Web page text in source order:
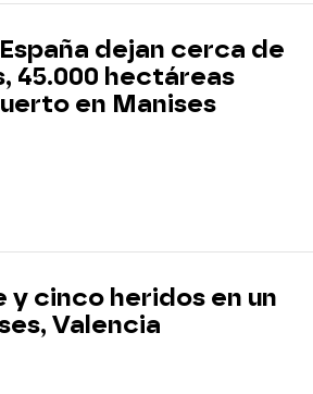
dejan cerca de
45.000 hectáreas
en Manises
y cinco heridos en un
Valencia